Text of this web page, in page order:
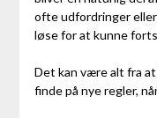
ofte udfordringer eller
løse for at kunne
Det kan være alt fra
finde på nye regler,